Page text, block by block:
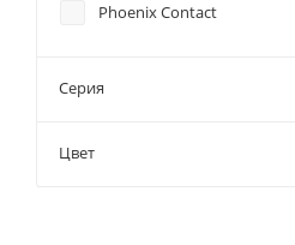
Phoenix Contact
Серия
Цвет